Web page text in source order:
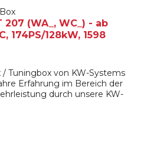
207 (WA_, WC_) - ab
174PS/128kW, 1598
Tuningbox von KW-Systems
Erfahrung im Bereich der
durch unsere KW-